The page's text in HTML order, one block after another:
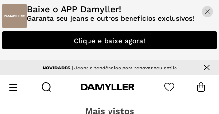
Baixe o APP Damyller!
Garanta seu jeans e outros benefícios exclusivos!
Clique e baixe agora!
Parcele em até 5x sem juros
Mais vistos